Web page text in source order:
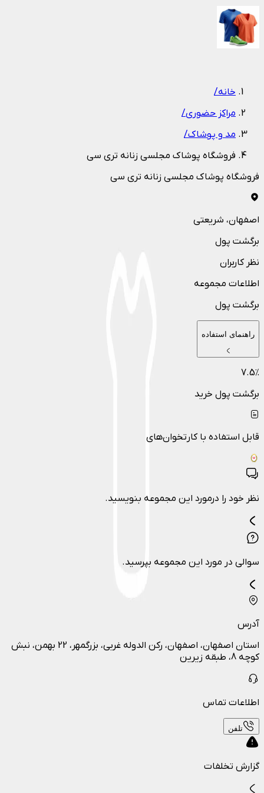
خانه/
مراکز حضوری/
مد و پوشاک/
فروشگاه پوشاک مجلسی زنانه تری سی
فروشگاه پوشاک مجلسی زنانه تری سی
اصفهان، شریعتی
برگشت پول
نظر کاربران
اطلاعات مجموعه
برگشت پول
راهنمای استفاده
7.5٪
برگشت پول خرید
قابل استفاده با کارتخوان‌های
نظر خود را درمورد این مجموعه بنویسید.
سوالی در مورد این مجموعه بپرسید.
آدرس
استان اصفهان، اصفهان، رکن الدوله غربی، بزرگمهر، 22 بهمن، نبش
کوچه 8، طبقه زیرین
اطلاعات تماس
تلفن
گزارش تخلفات